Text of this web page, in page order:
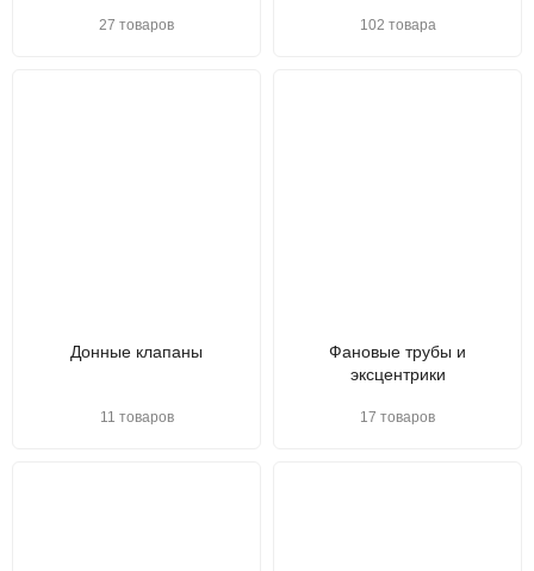
27 товаров 102 товара
Донные клапаны
11 товаров
Фановые трубы и
эксцентрики
17 товаров